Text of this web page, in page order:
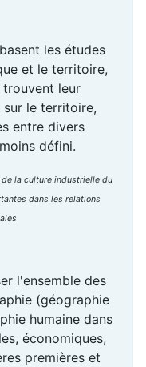
les études
et le territoire,
trouvent leur
le territoire,
entre divers
défini.
la culture industrielle du
dans les relations
l'ensemble des
(géographie
humaine dans
économiques,
premières et